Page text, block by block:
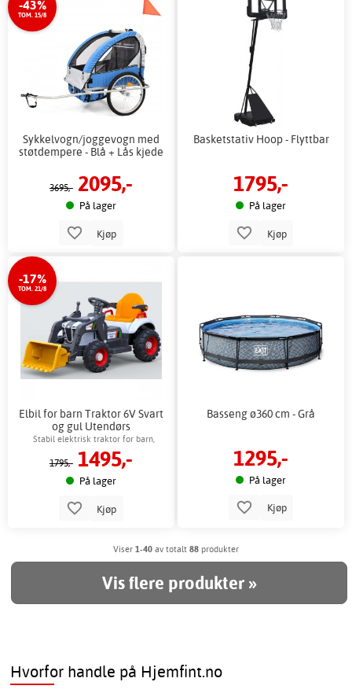
-43%
TOM. 15/8
Sykkelvogn/joggevogn med
støtdempere - Blå + Lås kjede
3695,- 2095,-
På lager
Kjøp
Basketstativ Hoop - Flyttbar
1795,-
På lager
Kjøp
-17%
TOM. 21/8
Elbil for barn Traktor 6V Svart
og gul Utendørs
Stabil elektrisk traktor for barn,
innendørs og utendørs lek
1795,- 1495,-
På lager
Kjøp
Basseng ø360 cm - Grå
1295,-
På lager
Kjøp
Viser 1-40 av totalt 88 produkter
Vis flere produkter »
Hvorfor handle på Hjemfint.no